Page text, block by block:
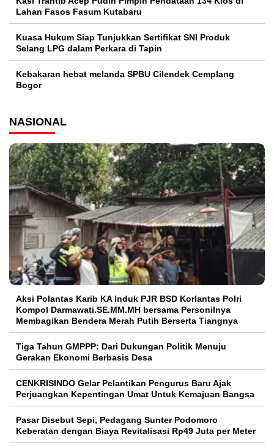
Lahan Fasos Fasum Kutabaru
Kuasa Hukum Siap Tunjukkan Sertifikat SNI Produk
Selang LPG dalam Perkara di Tapin
Kebakaran hebat melanda SPBU Cilendek Cemplang
Bogor
NASIONAL
Aksi Polantas Karib KA Induk PJR BSD Korlantas Polri
Kompol Darmawati.SE.MM.MH bersama Personilnya
Membagikan Bendera Merah Putih Berserta Tiangnya
Tiga Tahun GMPPP: Dari Dukungan Politik Menuju
Gerakan Ekonomi Berbasis Desa
CENKRISINDO Gelar Pelantikan Pengurus Baru Ajak
Perjuangkan Kepentingan Umat Untuk Kemajuan Bangsa
Pasar Disebut Sepi, Pedagang Sunter Podomoro
Keberatan dengan Biaya Revitalisasi Rp49 Juta per Meter